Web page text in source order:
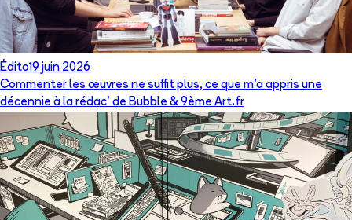
Édito19 juin 2026
Commenter les œuvres ne suffit plus, ce que m’a appris une
décennie à la rédac’ de Bubble & 9ème Art.fr